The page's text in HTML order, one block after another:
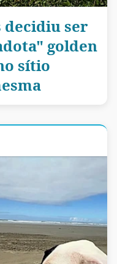
decidiu ser
golden
sítio